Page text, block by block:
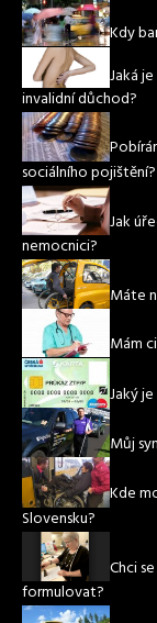
Kdy
Jaká
invalidní důchod?
sociálního pojištění?
Jak
nemocnici?
Máte
Mám
Jaký
Můj
Kde
Slovensku?
Chci
formulovat?